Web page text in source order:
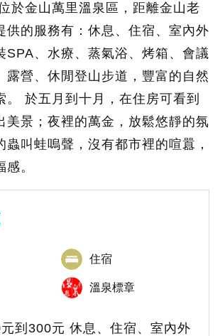
於金山萬里溫泉區，距離金山老
供的服務有：休息、住宿、室內外
SPA、水療、蒸氣浴、烤箱、會議
露營、休閒登山步道，豐富的自然
。 於五月到十月，在住房可看到
美景；夜裡的萬金，放鬆悠靜的氛
蟲叫蛙嗚聲，沒有都市裡的喧囂，
。
住宿
溫泉標章
到300元 休息、住宿、室內外